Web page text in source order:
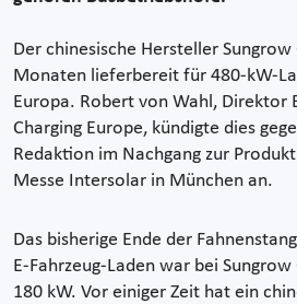
Der chinesische Hersteller
Monaten lieferbereit für 480-kW-
Europa. Robert von Wahl, Direktor
Charging Europe, kündigte dies
Redaktion im Nachgang zur
Messe Intersolar in München an.
Das bisherige Ende der
E-Fahrzeug-Laden war bei
180 kW. Vor einiger Zeit hat ein